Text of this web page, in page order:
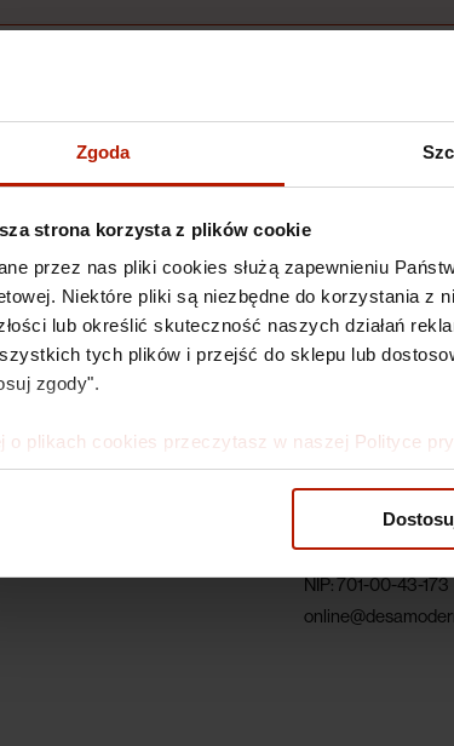
Zgoda
strona korzysta z plików cookie
przez nas pliki cookies służą zapewnieniu
Niektóre pliki są niezbędne do korzystania z
lub określić skuteczność naszych działań
tych plików i przejść do sklepu lub
zgody".
o plikach cookies przeczytasz w naszej Polityce
Dane firmy
ul. Piękna 1A
00-477 Warszawa
NIP: 701-00-43-173